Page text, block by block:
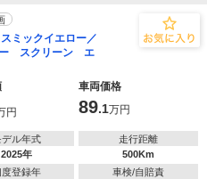
ミックイエロー／
ー スクリーン エ
車両価格
円 89.1万円
デル年式
2025年
走行距離
500Km
度登録年
車検/自賠責